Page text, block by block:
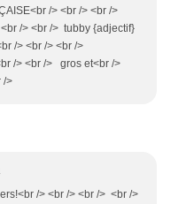
/> <br /> <br />
/> <br /> tubby {adjectif}
/> <br /> <br />
/> <br /> gros et<br />
/>
/> <br /> <br /> <br />